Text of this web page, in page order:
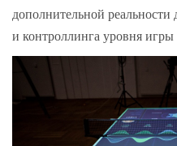
дополнительной реальности
и контроллинга уровня игры